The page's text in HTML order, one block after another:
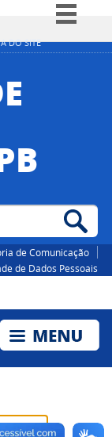
DO SITE
de Comunicação
de Dados Pessoais